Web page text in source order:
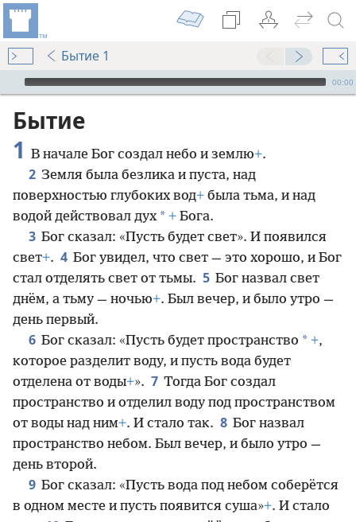
Бытие 1
Audio Player
00:00
Бытие
1 В начале Бог создал небо и землю+.
2 Земля была безлика и пуста, над
поверхностью глубоких вод+ была тьма, и над
водой действовал дух * + Бога.
3 Бог сказал: «Пусть будет свет». И появился
свет+. 4 Бог увидел, что свет — это хорошо, и Бог
стал отделять свет от тьмы. 5 Бог назвал свет
днём, а тьму — ночью+. Был вечер, и было утро —
день первый.
6 Бог сказал: «Пусть будет пространство * +,
которое разделит воду, и пусть вода будет
отделена от воды+». 7 Тогда Бог создал
пространство и отделил воду под пространством
от воды над ним+. И стало так. 8 Бог назвал
пространство небом. Был вечер, и было утро —
день второй.
9 Бог сказал: «Пусть вода под небом соберётся
в одном месте и пусть появится суша»+. И стало